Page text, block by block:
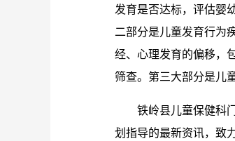
发育是否达标，评估婴
二部分是儿童发育行为
经、心理发育的偏移，
筛查。第三大部分是儿
铁岭县儿童保健科
划指导的最新资讯，致